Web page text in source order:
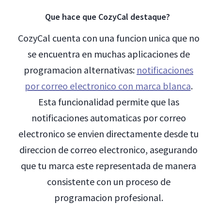
Que hace que CozyCal destaque?
CozyCal cuenta con una funcion unica que no
se encuentra en muchas aplicaciones de
programacion alternativas: notificaciones
por correo electronico con marca blanca.
Esta funcionalidad permite que las
notificaciones automaticas por correo
electronico se envien directamente desde tu
direccion de correo electronico, asegurando
que tu marca este representada de manera
consistente con un proceso de
programacion profesional.